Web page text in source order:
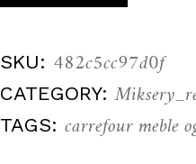
SKU: 482c5cc97d0f
CATEGORY:
TAGS:carrefour meble